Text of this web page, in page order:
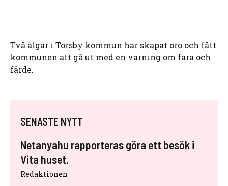
Två älgar i Torsby kommun har skapat oro och fått
kommunen att gå ut med en varning om fara och
färde.
SENASTE NYTT
Netanyahu rapporteras göra ett besök i
Vita huset.
Redaktionen